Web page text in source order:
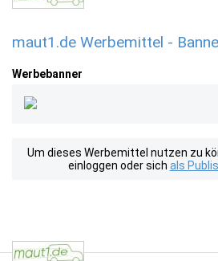
maut1.de Werbemittel -
Werbebanner
Um dieses Werbemittel nutzen zu
einloggen oder sich als